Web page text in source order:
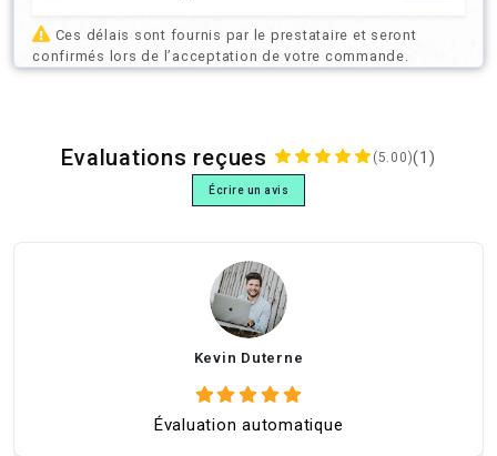
Ces délais sont fournis par le prestataire et seront
confirmés lors de l’acceptation de votre commande.
Evaluations reçues (5.00)(1)
Écrire un avis
Kevin Duterne
Évaluation automatique